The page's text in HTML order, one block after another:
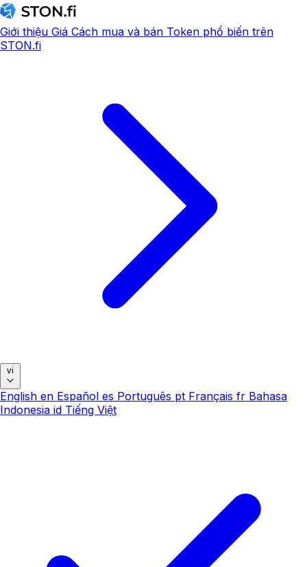
Giới thiệu Giá Cách mua và bán Token phổ biến trên
STON.fi
vi
English en Español es Português pt Français fr Bahasa
Indonesia id Tiếng Việt